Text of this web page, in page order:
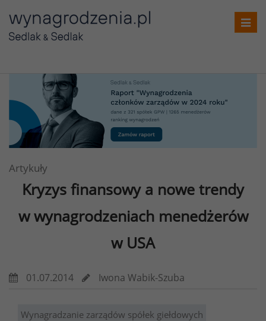
Artykuły
Kryzys finansowy a nowe trendy
w wynagrodzeniach menedżerów
w USA
01.07.2014 Iwona Wabik-Szuba
Wynagradzanie zarządów spółek giełdowych